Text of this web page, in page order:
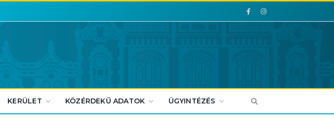
Facebook
Facebook
KERÜLET KÖZÉRDEKŰ ADATOK ÜGYINTÉZÉS